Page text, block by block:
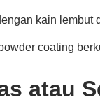
kain lembut
coating
atau